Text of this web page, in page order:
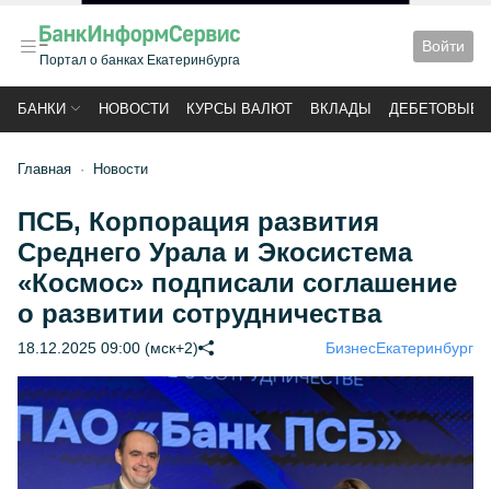
Портал о банках Екатеринбурга
Войти
БАНКИ НОВОСТИ КУРСЫ ВАЛЮТ ВКЛАДЫ ДЕБЕТОВЫЕ
Главная Новости
ПСБ, Корпорация развития
Среднего Урала и Экосистема
«Космос» подписали соглашение
о развитии сотрудничества
18.12.2025 09:00 (мск+2) БизнесЕкатеринбург